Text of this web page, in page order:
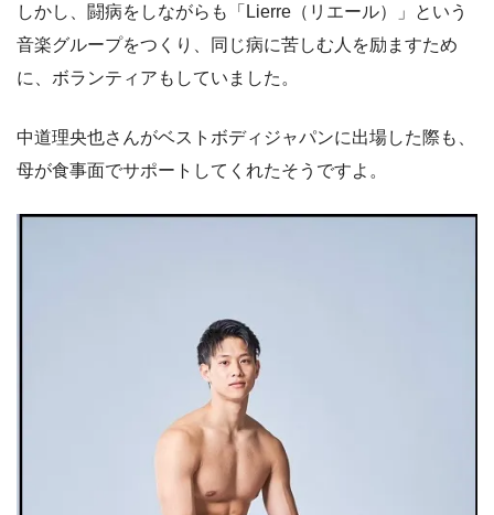
しかし、闘病をしながらも「Lierre（リエール）」という
音楽グループをつくり、同じ病に苦しむ人を励ますため
に、ボランティアもしていました。
中道理央也さんがベストボディジャパンに出場した際も、
母が食事面でサポートしてくれたそうですよ。